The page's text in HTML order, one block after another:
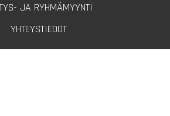
JA RYHMÄMYYNTI
YHTEYSTIEDOT